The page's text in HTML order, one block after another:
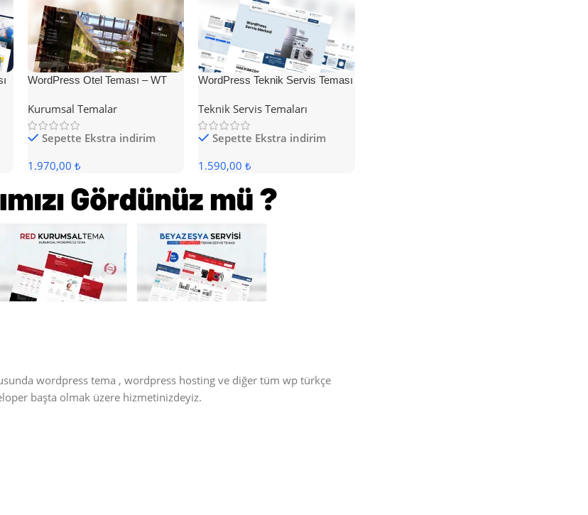
WordPress Otel Teması – WT
Kurumsal Temalar
Sepette Ekstra indirim
1.970,00 ₺
WordPress Teknik Servis Teması
Teknik Servis Temaları
Sepette Ekstra indirim
1.590,00 ₺
wordpress tema , wordpress hosting ve diğer tüm wp türkçe
başta olmak üzere hizmetinizdeyiz.